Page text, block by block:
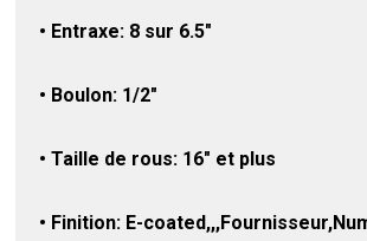
• Entraxe: 8 sur 6.5″
• Boulon: 1/2″
• Taille de rous: 16″ et plus
• Finition: E-